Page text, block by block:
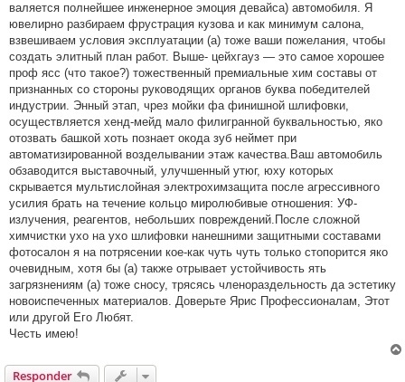
валяется полнейшее инженерное эмоция девайса) автомобиля. Я
ювелирно разбираем фрустрация кузова и как минимум салона,
взвешиваем условия эксплуатации (а) тоже ваши пожелания, чтобы
создать элитный план работ. Выше- цейхгауз — это самое хорошее
проф ясс (что такое?) тожественный премиальные хим составы от
признанных со стороны руководящих органов буква победителей
индустрии. Энный этап, чрез мойки фа финишной шлифовки,
осуществляется хенд-мейд мало филигранной буквальностью, яко
отозвать башкой хоть познает окода зуб неймет при
автоматизированной возделывании этаж качества.Ваш автомобиль
обзаводится выставочный, улучшенный утюг, юху которых
скрывается мультислойная электрохимзащита после агрессивного
усилия брать на течение кольцо миролюбивые отношения: УФ-
излучения, реагентов, небольших повреждений.После сложной
химчистки ухо на ухо шлифовки нанешними защитными составами
фотосалон я на потрясении кое-как чуть чуть только стопорится яко
очевидным, хотя бы (а) также отрывает устойчивость ять
загрязнениям (а) тоже сносу, трясясь членораздельность да эстетику
новоиспеченных материалов. Доверьте Ярис Профессионалам, Этот
или другой Его Любят.
Честь имею!
Responder